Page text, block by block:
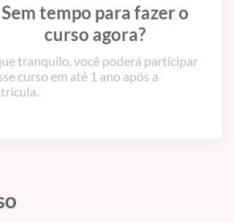
Sem tempo para fazer o
curso agora?
tranquilo, você poderá participar
curso em até 1 ano após a